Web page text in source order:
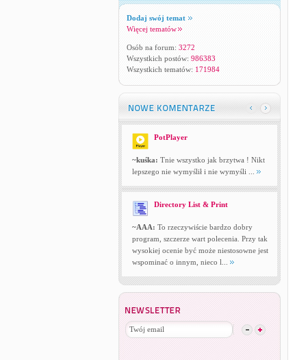
Dodaj swój temat
Więcej tematów
Osób na forum: 3272
Wszystkich postów: 986383
Wszystkich tematów: 171984
PotPlayer
~kuśka: Tnie wszystko jak brzytwa ! Nikt
lepszego nie wymyślił i nie wymyśli ...
Directory List & Print
~AAA: To rzeczywiście bardzo dobry
program, szczerze wart polecenia. Przy tak
wysokiej ocenie być może niestosowne jest
wspominać o innym, nieco l...